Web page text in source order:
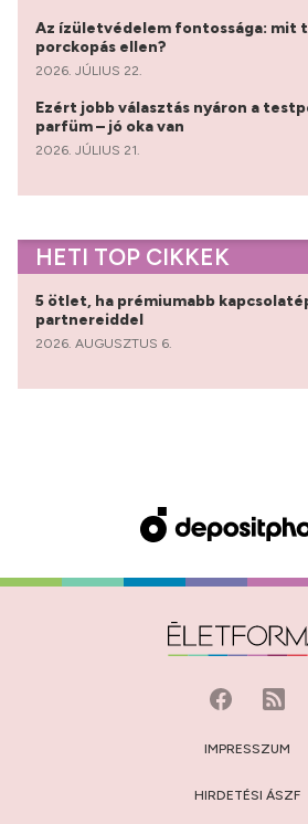
Az ízületvédelem fontossága: mit
porckopás ellen?
2026. JÚLIUS 22.
Ezért jobb választás nyáron a
parfüm – jó oka van
2026. JÚLIUS 21.
HETI TOP CIKKEK
5 ötlet, ha prémiumabb
partnereiddel
2026. AUGUSZTUS 6.
IMPRESSZUM
HIRDETÉSI ÁSZF